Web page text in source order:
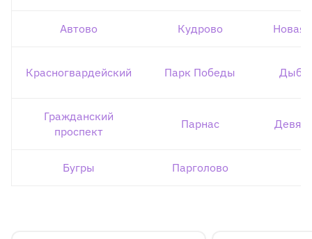
Автово Кудрово Новая
Красногвардейский Парк Победы
Гражданский
проспект
Парнас
Бугры Парголово